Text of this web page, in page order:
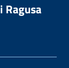
Ragusa